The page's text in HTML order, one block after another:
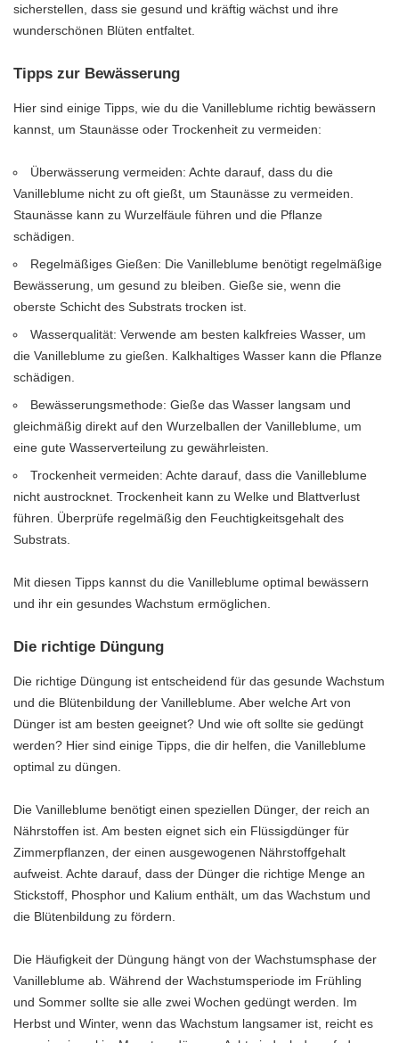
sicherstellen, dass sie gesund und kräftig wächst und ihre
wunderschönen Blüten entfaltet.
Tipps zur Bewässerung
Hier sind einige Tipps, wie du die Vanilleblume richtig bewässern
kannst, um Staunässe oder Trockenheit zu vermeiden:
Überwässerung vermeiden: Achte darauf, dass du die
Vanilleblume nicht zu oft gießt, um Staunässe zu vermeiden.
Staunässe kann zu Wurzelfäule führen und die Pflanze
schädigen.
Regelmäßiges Gießen: Die Vanilleblume benötigt regelmäßige
Bewässerung, um gesund zu bleiben. Gieße sie, wenn die
oberste Schicht des Substrats trocken ist.
Wasserqualität: Verwende am besten kalkfreies Wasser, um
die Vanilleblume zu gießen. Kalkhaltiges Wasser kann die Pflanze
schädigen.
Bewässerungsmethode: Gieße das Wasser langsam und
gleichmäßig direkt auf den Wurzelballen der Vanilleblume, um
eine gute Wasserverteilung zu gewährleisten.
Trockenheit vermeiden: Achte darauf, dass die Vanilleblume
nicht austrocknet. Trockenheit kann zu Welke und Blattverlust
führen. Überprüfe regelmäßig den Feuchtigkeitsgehalt des
Substrats.
Mit diesen Tipps kannst du die Vanilleblume optimal bewässern
und ihr ein gesundes Wachstum ermöglichen.
Die richtige Düngung
Die richtige Düngung ist entscheidend für das gesunde Wachstum
und die Blütenbildung der Vanilleblume. Aber welche Art von
Dünger ist am besten geeignet? Und wie oft sollte sie gedüngt
werden? Hier sind einige Tipps, die dir helfen, die Vanilleblume
optimal zu düngen.
Die Vanilleblume benötigt einen speziellen Dünger, der reich an
Nährstoffen ist. Am besten eignet sich ein Flüssigdünger für
Zimmerpflanzen, der einen ausgewogenen Nährstoffgehalt
aufweist. Achte darauf, dass der Dünger die richtige Menge an
Stickstoff, Phosphor und Kalium enthält, um das Wachstum und
die Blütenbildung zu fördern.
Die Häufigkeit der Düngung hängt von der Wachstumsphase der
Vanilleblume ab. Während der Wachstumsperiode im Frühling
und Sommer sollte sie alle zwei Wochen gedüngt werden. Im
Herbst und Winter, wenn das Wachstum langsamer ist, reicht es